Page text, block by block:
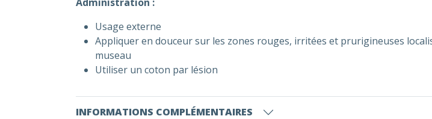
Usage externe
Appliquer en douceur sur les zones rouges, irritées et prurigineuses
museau
Utiliser un coton par lésion
INFORMATIONS COMPLÉMENTAIRES